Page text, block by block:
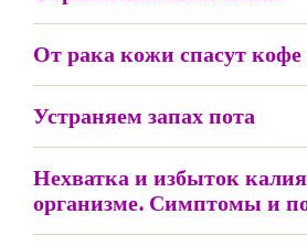
От рака кожи спасут
Устраняем запах пота
Нехватка и избыток
организме. Симптомы и